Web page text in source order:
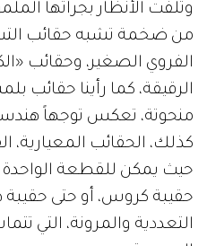
وتلفت الأنظار بجرأتها
من ضخمة تشبه حقائب
الفروي الصغير، وحقائب
الرقيقة، كما رأينا حقائب
منحوتة، تعكس توجهاً
كذلك، الحقائب المعيارية،
حيث يمكن للقطعة الواحدة
حقيبة كروس، أو حتى
التعددية والمرونة، التي